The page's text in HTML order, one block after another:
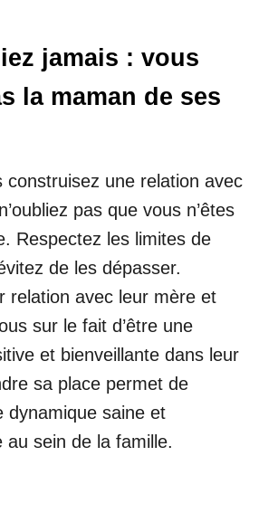
jamais : vous
la maman de ses
construisez une relation avec
pas que vous n’êtes
Respectez les limites de
de les dépasser.
relation avec leur mère et
sur le fait d’être une
et bienveillante dans leur
sa place permet de
dynamique saine et
au sein de la famille.